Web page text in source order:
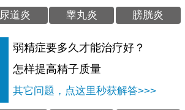
尿道炎 睾丸炎 膀胱炎
弱精症要多久才能治疗好？
怎样提高精子质量
其它问题，点这里秒获解答>>>